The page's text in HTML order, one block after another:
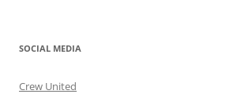
SOCIAL MEDIA
Crew United